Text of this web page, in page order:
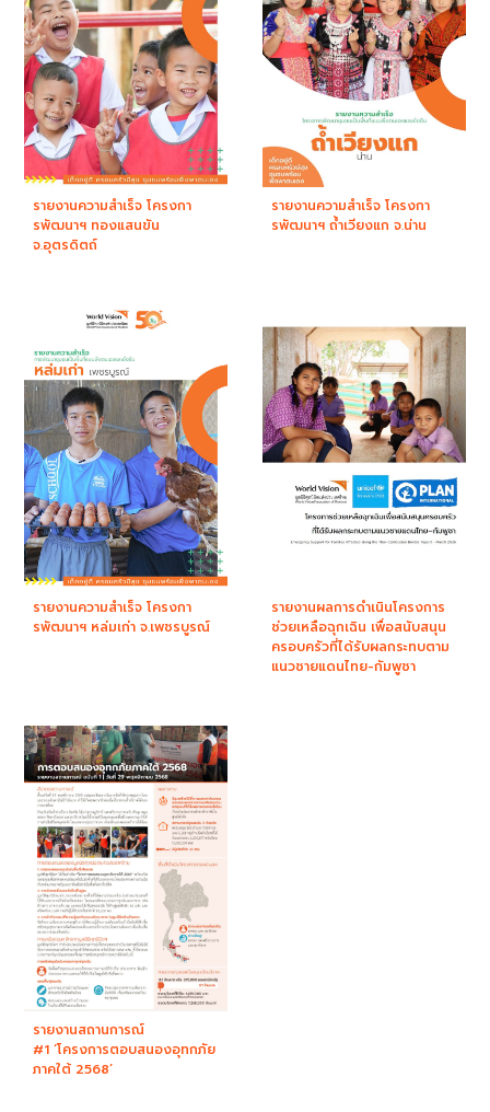
รายงานความสำเร็จ โครงกา
รพัฒนาฯ ทองแสนขัน
จ.อุตรดิตถ์
รายงานความสำเร็จ โครงกา
รพัฒนาฯ ถ้ำเวียงแก จ.น่าน
รายงานความสำเร็จ โครงกา
รพัฒนาฯ หล่มเก่า จ.เพชรบูรณ์
รายงานผลการดำเนินโครงการ
ช่วยเหลือฉุกเฉิน เพื่อสนับสนุน
ครอบครัวที่ได้รับผลกระทบตาม
แนวชายแดนไทย-กัมพูชา
รายงานสถานการณ์
#1 ‘โครงการตอบสนองอุทกภัย
ภาคใต้ 2568’